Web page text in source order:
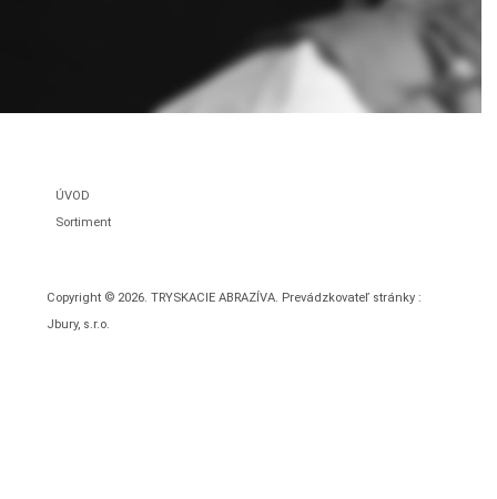
ÚVOD
Sortiment
Copyright © 2026. TRYSKACIE ABRAZÍVA. Prevádzkovateľ stránky :
Jbury, s.r.o.